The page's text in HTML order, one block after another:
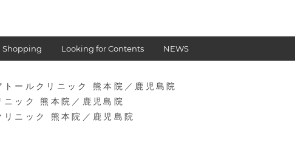
Looking for Contents NEWS
ールクリニック 熊本院／鹿児島院
ック 熊本院／鹿児島院
ニック 熊本院／鹿児島院